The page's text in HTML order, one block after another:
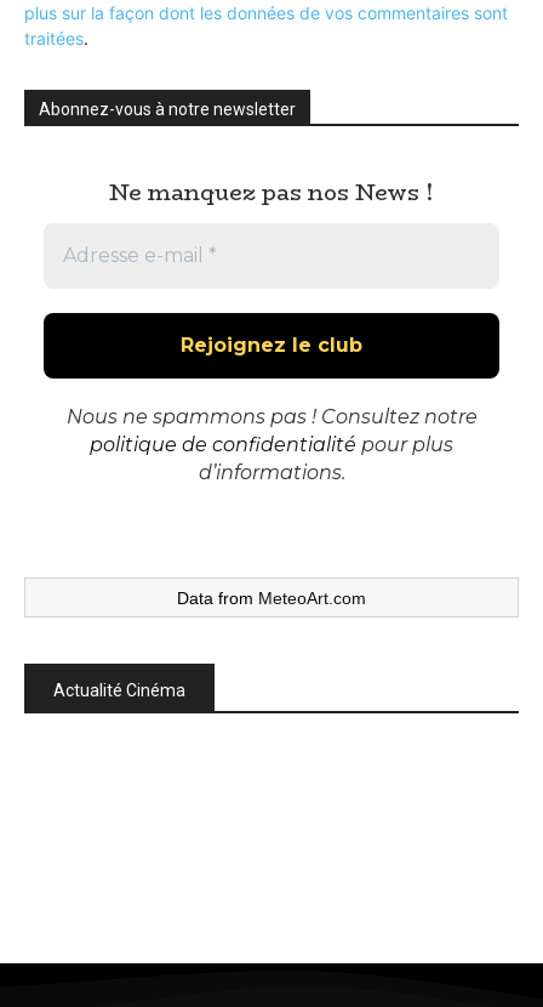
plus sur la façon dont les données de vos commentaires sont
traitées.
Abonnez-vous à notre newsletter
Ne manquez pas nos News !
Nous ne spammons pas ! Consultez notre
politique de confidentialité pour plus
d’informations.
Data from MeteoArt.com
Actualité Cinéma